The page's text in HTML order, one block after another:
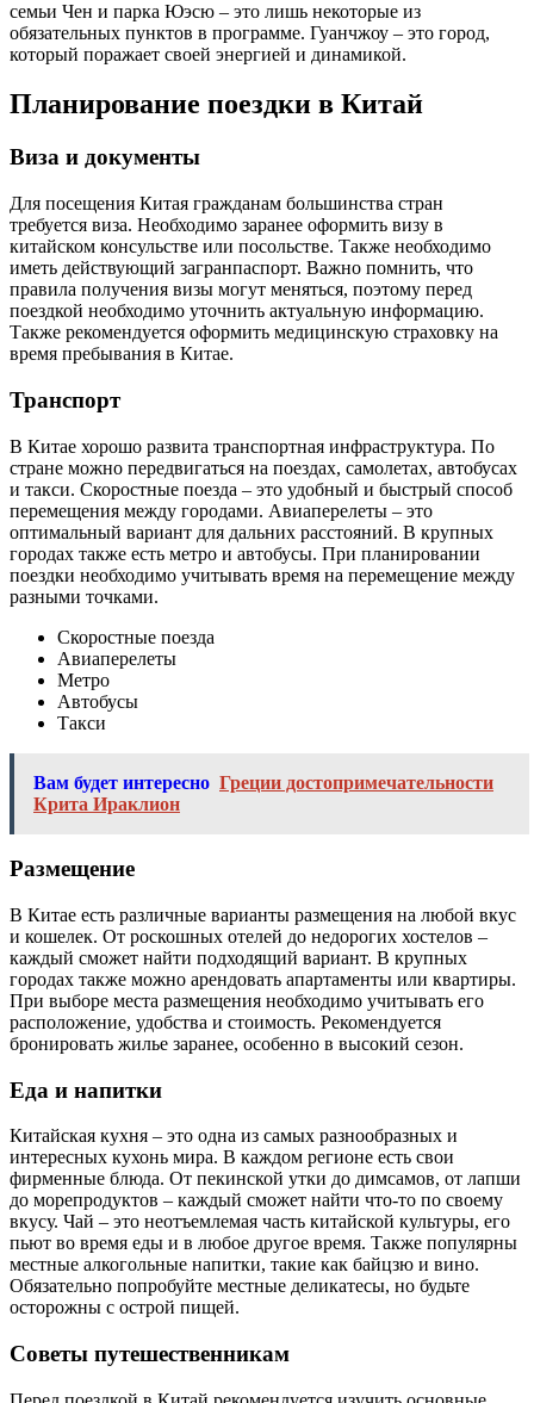
семьи Чен и парка Юэсю – это лишь некоторые из
обязательных пунктов в программе. Гуанчжоу – это город,
который поражает своей энергией и динамикой.
Планирование поездки в Китай
Виза и документы
Для посещения Китая гражданам большинства стран
требуется виза. Необходимо заранее оформить визу в
китайском консульстве или посольстве. Также необходимо
иметь действующий загранпаспорт. Важно помнить, что
правила получения визы могут меняться, поэтому перед
поездкой необходимо уточнить актуальную информацию.
Также рекомендуется оформить медицинскую страховку на
время пребывания в Китае.
Транспорт
В Китае хорошо развита транспортная инфраструктура. По
стране можно передвигаться на поездах, самолетах, автобусах
и такси. Скоростные поезда – это удобный и быстрый способ
перемещения между городами. Авиаперелеты – это
оптимальный вариант для дальних расстояний. В крупных
городах также есть метро и автобусы. При планировании
поездки необходимо учитывать время на перемещение между
разными точками.
Скоростные поезда
Авиаперелеты
Метро
Автобусы
Такси
Вам будет интересно Греции достопримечательности
Крита Ираклион
Размещение
В Китае есть различные варианты размещения на любой вкус
и кошелек. От роскошных отелей до недорогих хостелов –
каждый сможет найти подходящий вариант. В крупных
городах также можно арендовать апартаменты или квартиры.
При выборе места размещения необходимо учитывать его
расположение, удобства и стоимость. Рекомендуется
бронировать жилье заранее, особенно в высокий сезон.
Еда и напитки
Китайская кухня – это одна из самых разнообразных и
интересных кухонь мира. В каждом регионе есть свои
фирменные блюда. От пекинской утки до димсамов, от лапши
до морепродуктов – каждый сможет найти что-то по своему
вкусу. Чай – это неотъемлемая часть китайской культуры, его
пьют во время еды и в любое другое время. Также популярны
местные алкогольные напитки, такие как байцзю и вино.
Обязательно попробуйте местные деликатесы, но будьте
осторожны с острой пищей.
Советы путешественникам